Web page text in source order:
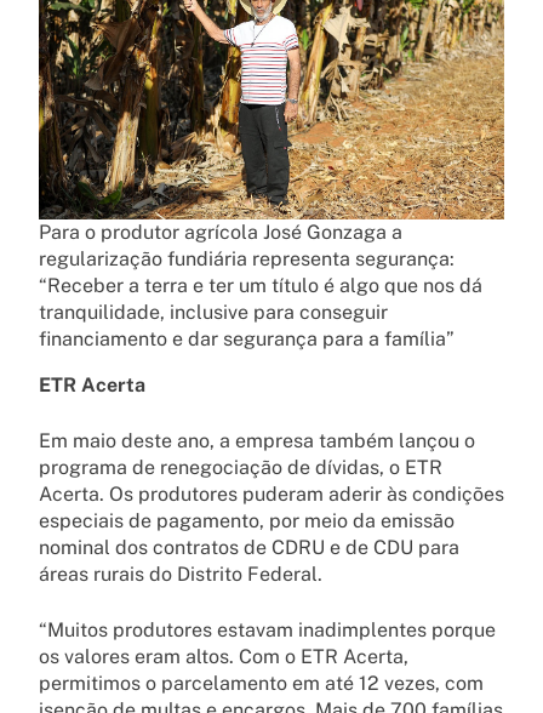
Para o produtor agrícola José Gonzaga a
regularização fundiária representa segurança:
“Receber a terra e ter um título é algo que nos dá
tranquilidade, inclusive para conseguir
financiamento e dar segurança para a família”
ETR Acerta
Em maio deste ano, a empresa também lançou o
programa de renegociação de dívidas, o ETR
Acerta. Os produtores puderam aderir às condições
especiais de pagamento, por meio da emissão
nominal dos contratos de CDRU e de CDU para
áreas rurais do Distrito Federal.
“Muitos produtores estavam inadimplentes porque
os valores eram altos. Com o ETR Acerta,
permitimos o parcelamento em até 12 vezes, com